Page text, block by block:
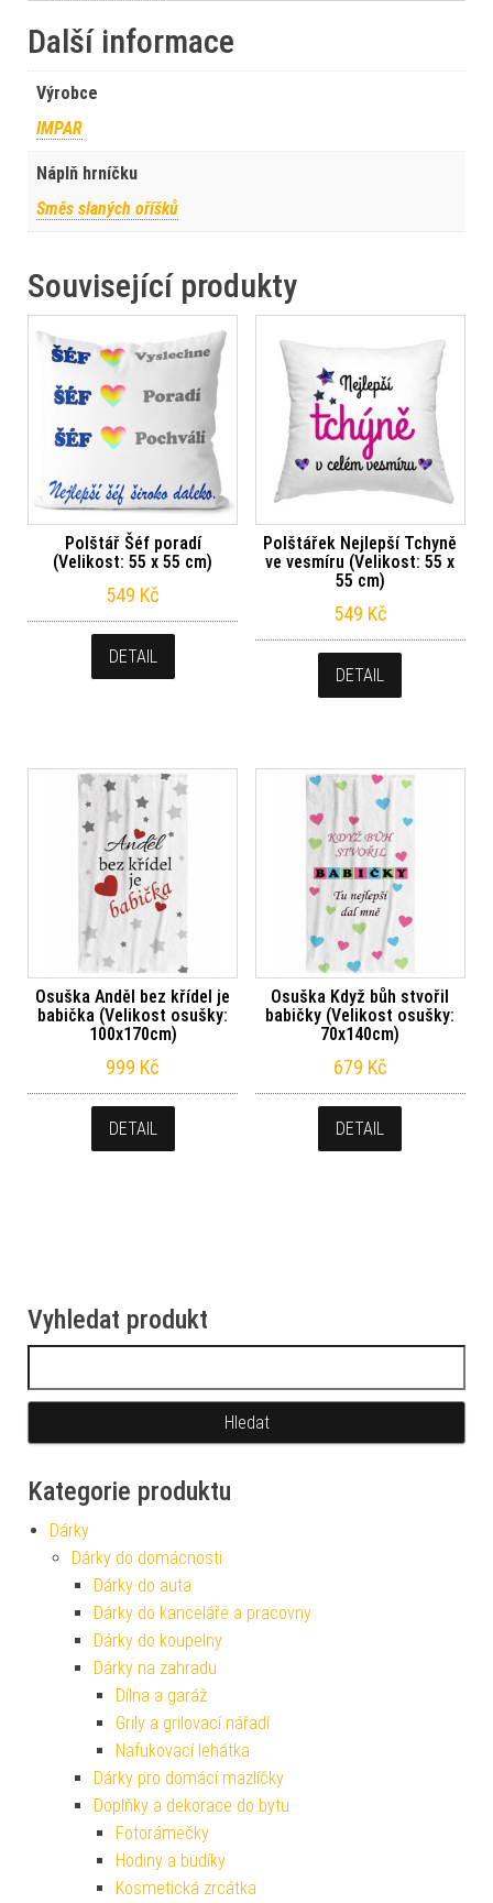
Další informace
Výrobce
IMPAR
Náplň hrníčku
Směs slaných oříšků
Související produkty
Polštář Šéf poradí
(Velikost: 55 x 55 cm)
549 Kč
DETAIL
Polštářek Nejlepší Tchyně
ve vesmíru (Velikost: 55 x
55 cm)
549 Kč
DETAIL
Osuška Anděl bez křídel je
babička (Velikost osušky:
100x170cm)
999 Kč
DETAIL
Osuška Když bůh stvořil
babičky (Velikost osušky:
70x140cm)
679 Kč
DETAIL
Vyhledat produkt
Kategorie produktu
Dárky
Dárky do domácnosti
Dárky do auta
Dárky do kanceláře a pracovny
Dárky do koupelny
Dárky na zahradu
Dílna a garáž
Grily a grilovací nářadí
Nafukovací lehátka
Dárky pro domácí mazlíčky
Doplňky a dekorace do bytu
Fotorámečky
Hodiny a budíky
Kosmetická zrcátka